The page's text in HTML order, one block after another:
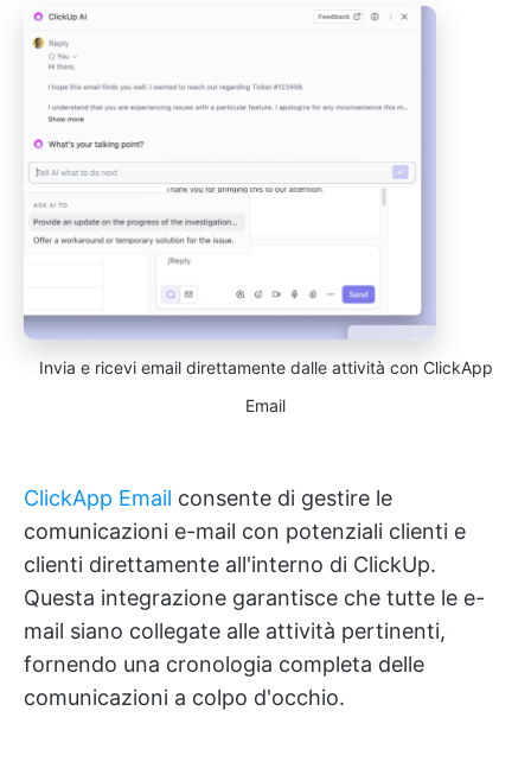
Invia e ricevi email direttamente dalle attività con ClickApp
Email
ClickApp Email consente di gestire le
comunicazioni e-mail con potenziali clienti e
clienti direttamente all'interno di ClickUp.
Questa integrazione garantisce che tutte le e-
mail siano collegate alle attività pertinenti,
fornendo una cronologia completa delle
comunicazioni a colpo d'occhio.